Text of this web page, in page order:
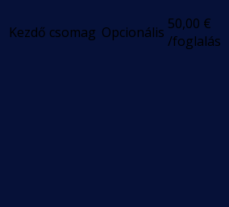
Kezdő csomag Opcionális 50,00 €
/foglalás